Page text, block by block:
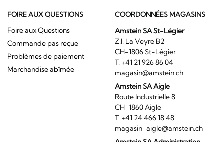
FOIRE AUX QUESTIONS
Foire aux Questions
Commande pas reçue
Problèmes de paiement
Marchandise abîmée
COORDONNÉES MAGASINS
Amstein SA St-Légier
Z.I. La Veyre B2
CH-1806 St-Légier
T. +41 21 926 86 04
magasin@amstein.ch
Amstein SA Aigle
Route Industrielle 8
CH-1860 Aigle
T. +41 24 466 18 48
magasin-aigle@amstein.ch